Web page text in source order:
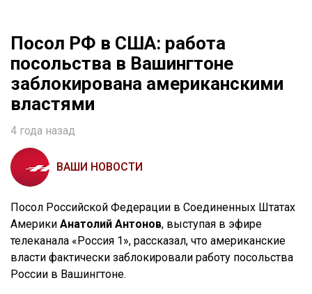
Посол РФ в США: работа
посольства в Вашингтоне
заблокирована американскими
властями
4 года назад
ВАШИ НОВОСТИ
Посол Российской Федерации в Соединенных Штатах
Америки Анатолий Антонов, выступая в эфире
телеканала «Россия 1», рассказал, что американские
власти фактически заблокировали работу посольства
России в Вашингтоне.